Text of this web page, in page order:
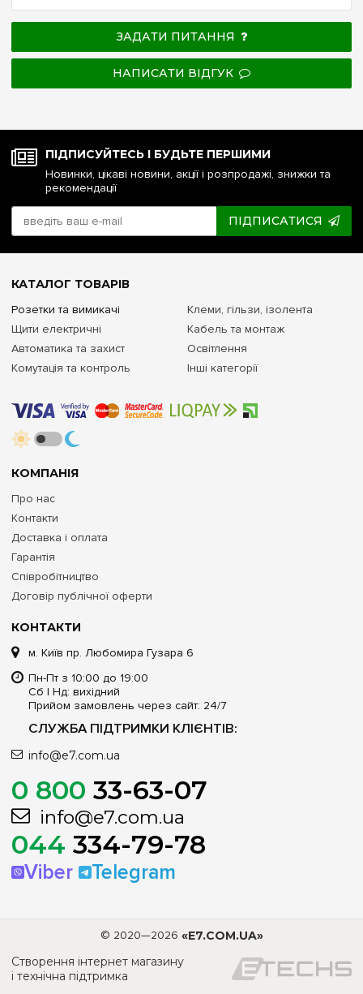
ЗАДАТИ ПИТАННЯ
НАПИСАТИ ВІДГУК
ПІДПИСУЙТЕСЬ І БУДЬТЕ ПЕРШИМИ
Новинки, цікаві новини, акції і розпродажі, знижки та
рекомендації
ПІДПИСАТИСЯ
КОНТАКТИ
м. Київ пр. Любомира Гузара 6
Пн-Пт з 10:00 до 19:00
Сб | Нд: вихідний
Прийом замовлень через сайт: 24/7
СЛУЖБА ПІДТРИМКИ КЛІЄНТІВ:
info@e7.com.ua
0 800 33-63-07
info@e7.com.ua
044 334-79-78
Viber Telegram
КОМПАНІЯ
Про нас
Контакти
Доставка і оплата
Гарантія
Співробітництво
Договір публічної оферти
КАТАЛОГ ТОВАРІВ
Розетки та вимикачі
Щити електричні
Автоматика та захист
Комутація та контроль
Клеми, гільзи, ізолента
Кабель та монтаж
Освітлення
Інші категорії
© 2020—2026 «E7.COM.UA»
Створення інтернет магазину
і технічна підтримка